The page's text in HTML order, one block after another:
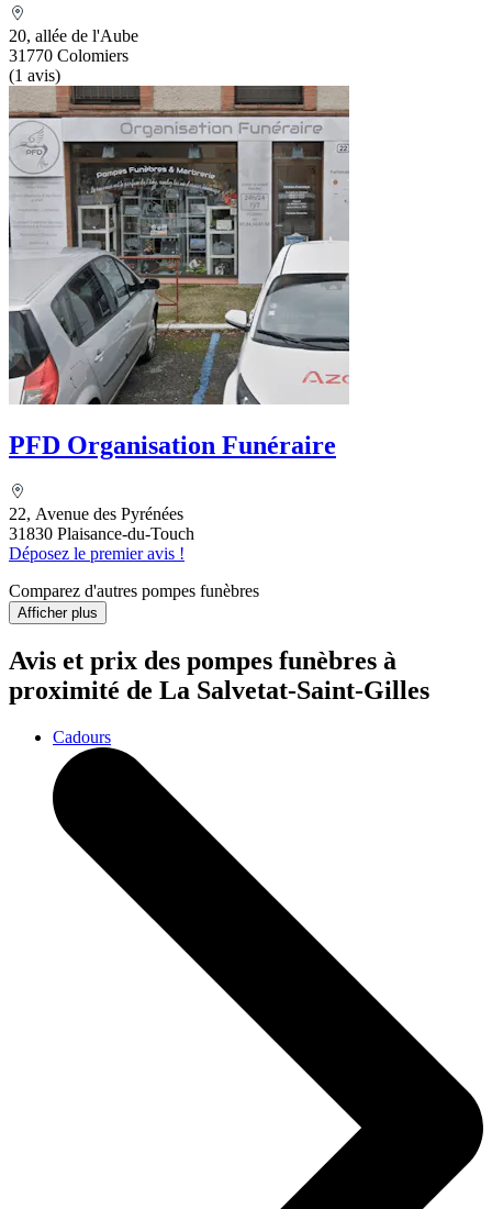
20, allée de l'Aube
31770 Colomiers
(1 avis)
PFD Organisation Funéraire
22, Avenue des Pyrénées
31830 Plaisance-du-Touch
Déposez le premier avis !
Comparez d'autres pompes funèbres
Afficher plus
Avis et prix des pompes funèbres à
proximité de La Salvetat-Saint-Gilles
Cadours